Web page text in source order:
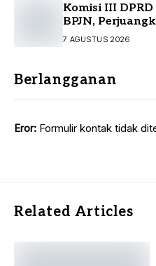
Komisi III
BPJN,
Infrastruktur
7 AGUSTUS 2026
Berlangganan
Eror: Formulir kontak tidak
Related Articles